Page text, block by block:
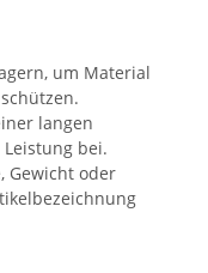
um Material
langen
bei.
Gewicht oder